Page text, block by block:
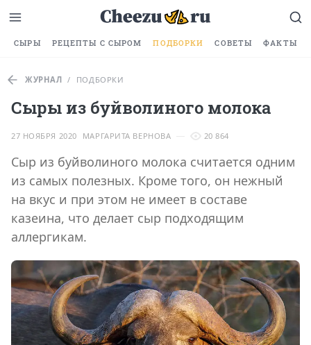
СЫРЫ РЕЦЕПТЫ С СЫРОМ ПОДБОРКИ СОВЕТЫ ФАКТЫ
ЖУРНАЛ / ПОДБОРКИ
Сыры из буйволиного молока
27 НОЯБРЯ 2020 МАРГАРИТА ВЕРНОВА 20 864
Сыр из буйволиного молока считается одним
из самых полезных. Кроме того, он нежный
на вкус и при этом не имеет в составе
казеина, что делает сыр подходящим
аллергикам.